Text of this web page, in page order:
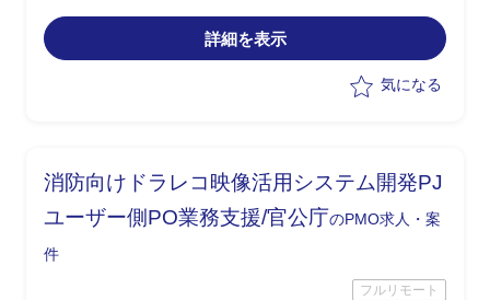
引継ぎを想定
詳細を表示
気になる
消防向けドラレコ映像活用システム開発PJ
ユーザー側PO業務支援/官公庁のPMO求人・案
件
フルリモート